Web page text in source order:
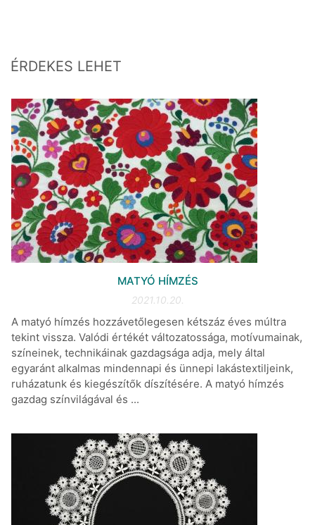
ÉRDEKES LEHET
MATYÓ HÍMZÉS
2021.10.20.
A matyó hímzés hozzávetőlegesen kétszáz éves múltra
tekint vissza. Valódi értékét változatossága, motívumainak,
színeinek, technikáinak gazdagsága adja, mely által
egyaránt alkalmas mindennapi és ünnepi lakástextiljeink,
ruházatunk és kiegészítők díszítésére. A matyó hímzés
gazdag színvilágával és ...